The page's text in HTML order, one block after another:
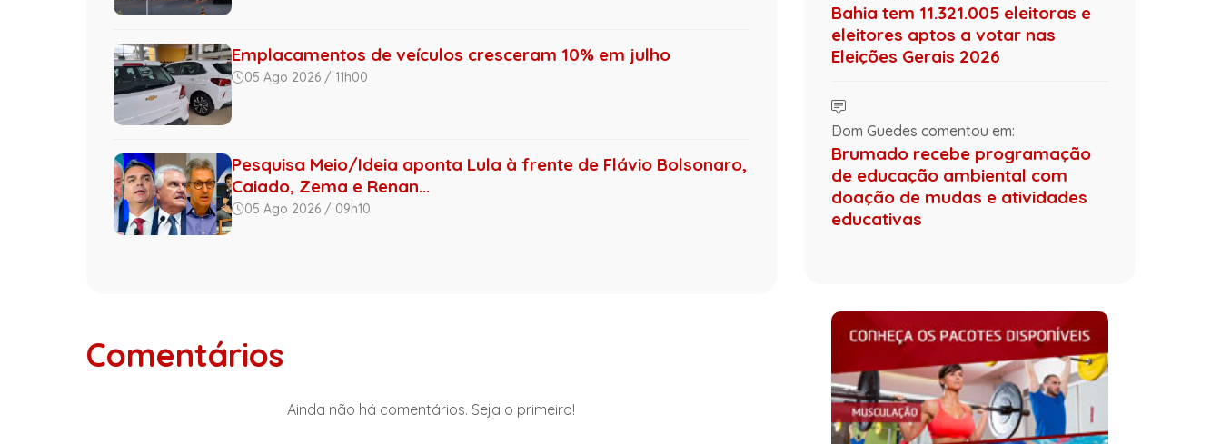
Emplacamentos de veículos cresceram 10% em julho
05 Ago 2026 / 11h00
Pesquisa Meio/Ideia aponta Lula à frente de Flávio Bolsonaro,
Caiado, Zema e Renan...
05 Ago 2026 / 09h10
Comentários
Ainda não há comentários. Seja o primeiro!
Bahia tem 11.321.005 eleitoras e
eleitores aptos a votar nas
Eleições Gerais 2026
Dom Guedes comentou em:
Brumado recebe programação
de educação ambiental com
doação de mudas e atividades
educativas